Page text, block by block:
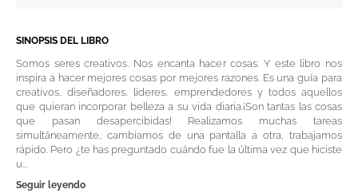
SINOPSIS DEL LIBRO
Somos seres creativos. Nos encanta hacer cosas. Y este libro nos
inspira a hacer mejores cosas por mejores razones. Es una guía para
creativos, diseñadores, líderes, emprendedores y todos aquellos
que quieran incorporar belleza a su vida diaria.¡Son tantas las cosas
que pasan desapercibidas! Realizamos muchas tareas
simultáneamente, cambiamos de una pantalla a otra, trabajamos
rápido. Pero ¿te has preguntado cuándo fue la última vez que hiciste
u...
Seguir leyendo